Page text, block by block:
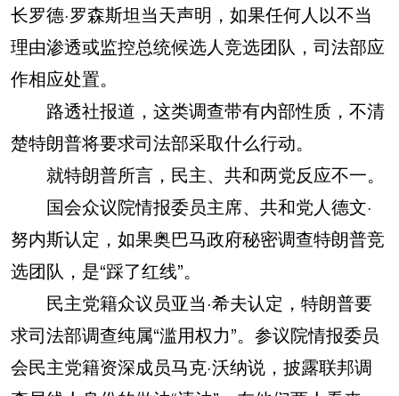
长罗德·罗森斯坦当天声明，如果任何人以不当
理由渗透或监控总统候选人竞选团队，司法部应
作相应处置。
路透社报道，这类调查带有内部性质，不清
楚特朗普将要求司法部采取什么行动。
就特朗普所言，民主、共和两党反应不一。
国会众议院情报委员主席、共和党人德文·
努内斯认定，如果奥巴马政府秘密调查特朗普竞
选团队，是“踩了红线”。
民主党籍众议员亚当·希夫认定，特朗普要
求司法部调查纯属“滥用权力”。参议院情报委员
会民主党籍资深成员马克·沃纳说，披露联邦调